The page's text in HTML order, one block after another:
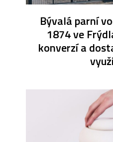
Bývalá parní
1874 ve
konverzí a